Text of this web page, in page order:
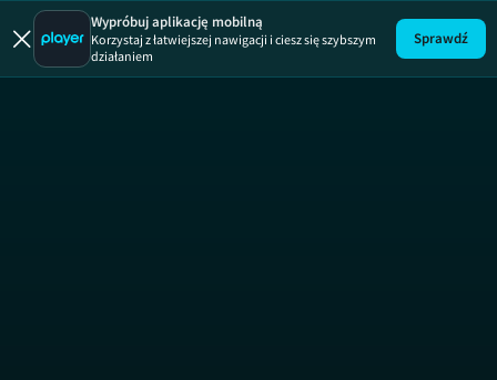
Detektywi
Wypróbuj aplikację mobilną
Korzystaj z łatwiejszej nawigacji i ciesz się szybszym
działaniem
Sprawdź